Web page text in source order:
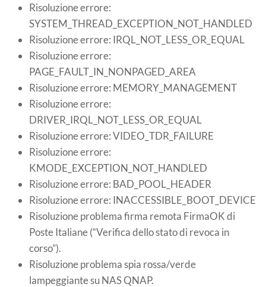
Risoluzione errore:
SYSTEM_THREAD_EXCEPTION_NOT_HANDLED
Risoluzione errore: IRQL_NOT_LESS_OR_EQUAL
Risoluzione errore:
PAGE_FAULT_IN_NONPAGED_AREA
Risoluzione errore: MEMORY_MANAGEMENT
Risoluzione errore:
DRIVER_IRQL_NOT_LESS_OR_EQUAL
Risoluzione errore: VIDEO_TDR_FAILURE
Risoluzione errore:
KMODE_EXCEPTION_NOT_HANDLED
Risoluzione errore: BAD_POOL_HEADER
Risoluzione errore: INACCESSIBLE_BOOT_DEVICE
Risoluzione problema firma remota FirmaOK di
Poste Italiane (“Verifica dello stato di revoca in
corso”).
Risoluzione problema spia rossa/verde
lampeggiante su NAS QNAP.